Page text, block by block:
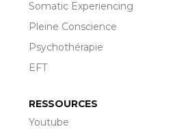
Somatic Experiencing
Pleine Conscience
Psychothérapie
EFT
RESSOURCES
Youtube